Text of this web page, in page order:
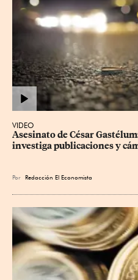
VIDEO
Asesinato de César
investiga publicaciones y
Por Redacción El Economista